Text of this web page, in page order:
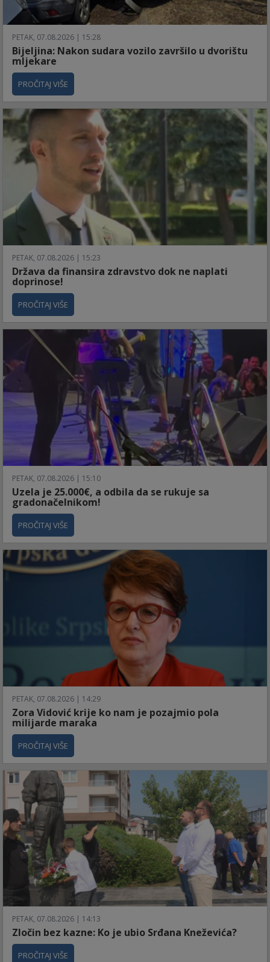
PETAK, 07.08.2026 | 15:28
Bijeljina: Nakon sudara vozilo završilo u dvorištu
mljekare
PROČITAJ VIŠE
PETAK, 07.08.2026 | 15:23
Država da finansira zdravstvo dok ne naplati
doprinose!
PROČITAJ VIŠE
PETAK, 07.08.2026 | 15:10
Uzela je 25.000€, a odbila da se rukuje sa
gradonačelnikom!
PROČITAJ VIŠE
PETAK, 07.08.2026 | 14:29
Zora Vidović krije ko nam je pozajmio pola
milijarde maraka
PROČITAJ VIŠE
PETAK, 07.08.2026 | 14:13
Zločin bez kazne: Ko je ubio Srđana Kneževića?
PROČITAJ VIŠE